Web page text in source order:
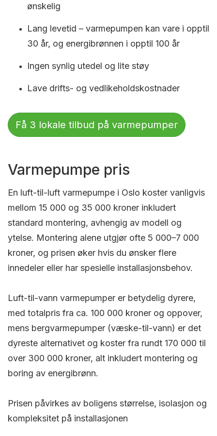
ønskelig
Lang levetid – varmepumpen kan vare i opptil
30 år, og energibrønnen i opptil 100 år
Ingen synlig utedel og lite støy
Lave drifts- og vedlikeholdskostnader
Få 3 lokale tilbud på varmepumper
Varmepumpe pris
En luft-til-luft varmepumpe i Oslo koster vanligvis
mellom 15 000 og 35 000 kroner inkludert
standard montering, avhengig av modell og
ytelse. Montering alene utgjør ofte 5 000–7 000
kroner, og prisen øker hvis du ønsker flere
innedeler eller har spesielle installasjonsbehov.
Luft-til-vann varmepumper er betydelig dyrere,
med totalpris fra ca. 100 000 kroner og oppover,
mens bergvarmepumper (væske-til-vann) er det
dyreste alternativet og koster fra rundt 170 000 til
over 300 000 kroner, alt inkludert montering og
boring av energibrønn.
Prisen påvirkes av boligens størrelse, isolasjon og
kompleksitet på installasjonen